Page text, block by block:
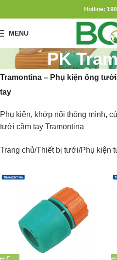
Hotline:
MENU
PK
Tramontina – Phụ kiện ống
tay
Phụ kiện, khớp nối thông mình,
tưới cầm tay Tramontina
Trang chủ Thiết bị tưới Phụ kiện